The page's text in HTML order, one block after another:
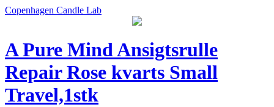
Copenhagen Candle Lab
A Pure Mind Ansigtsrulle
Repair Rose kvarts Small
Travel,1stk